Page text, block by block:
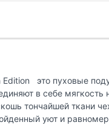
Edition это пуховые
в себе мягкость
тончайшей ткани
уют и